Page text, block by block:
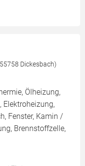
Dickesbach)
Ölheizung,
Elektroheizung,
Fenster, Kamin /
Brennstoffzelle,